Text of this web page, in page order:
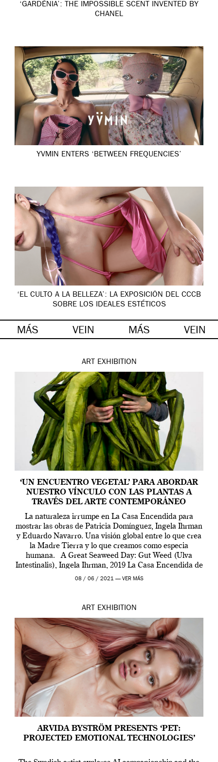
‘GARDÉNIA’: THE IMPOSSIBLE SCENT INVENTED BY
CHANEL
YVMIN ENTERS ‘BETWEEN FREQUENCIES’
‘EL CULTO A LA BELLEZA’: LA EXPOSICIÓN DEL CCCB
SOBRE LOS IDEALES ESTÉTICOS
MÁS VEIN MÁS VEIN
ART EXHIBITION
‘UN ENCUENTRO VEGETAL’ PARA ABORDAR
NUESTRO VÍNCULO CON LAS PLANTAS A
TRAVÉS DEL ARTE CONTEMPORÁNEO
La naturaleza irrumpe en La Casa Encendida para
mostrar las obras de Patricia Domínguez, Ingela Ihrman
y Eduardo Navarro. Una visión global entre lo que crea
la Madre Tierra y lo que creamos como especia
humana. A Great Seaweed Day: Gut Weed (Ulva
Intestinalis), Ingela Ihrman, 2019 La Casa Encendida de
Madrid y la Wellcome […]
08 / 06 / 2021 — VER MÁS
ART EXHIBITION
ARVIDA BYSTRÖM PRESENTS ‘PET:
PROJECTED EMOTIONAL TECHNOLOGIES’